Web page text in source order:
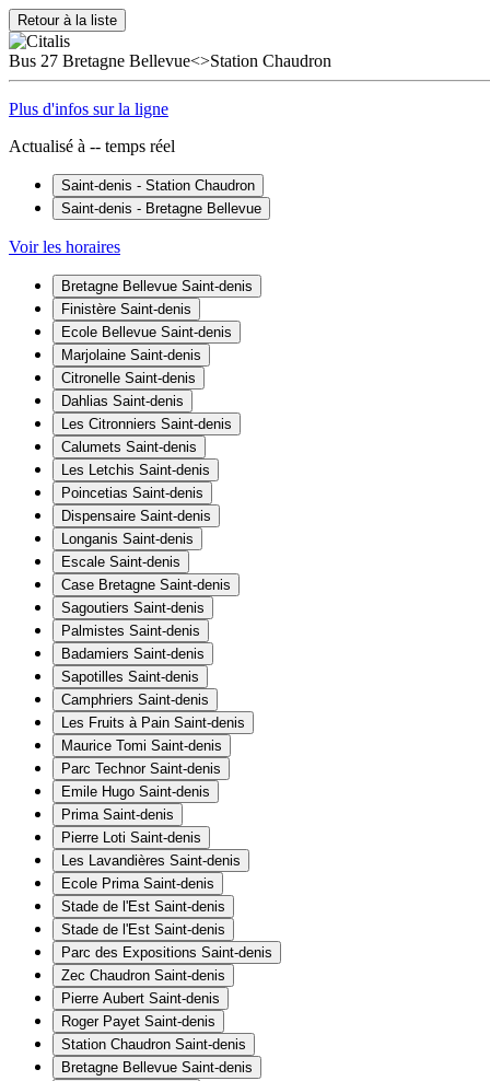
Retour à la liste
Bus 27 Bretagne Bellevue<>Station Chaudron
Plus d'infos sur la ligne
Actualisé à -- temps réel
Saint-denis - Station Chaudron
Saint-denis - Bretagne Bellevue
Voir les horaires
Bretagne Bellevue Saint-denis
Finistère Saint-denis
Ecole Bellevue Saint-denis
Marjolaine Saint-denis
Citronelle Saint-denis
Dahlias Saint-denis
Les Citronniers Saint-denis
Calumets Saint-denis
Les Letchis Saint-denis
Poincetias Saint-denis
Dispensaire Saint-denis
Longanis Saint-denis
Escale Saint-denis
Case Bretagne Saint-denis
Sagoutiers Saint-denis
Palmistes Saint-denis
Badamiers Saint-denis
Sapotilles Saint-denis
Camphriers Saint-denis
Les Fruits à Pain Saint-denis
Maurice Tomi Saint-denis
Parc Technor Saint-denis
Emile Hugo Saint-denis
Prima Saint-denis
Pierre Loti Saint-denis
Les Lavandières Saint-denis
Ecole Prima Saint-denis
Stade de l'Est Saint-denis
Stade de l'Est Saint-denis
Parc des Expositions Saint-denis
Zec Chaudron Saint-denis
Pierre Aubert Saint-denis
Roger Payet Saint-denis
Station Chaudron Saint-denis
Bretagne Bellevue Saint-denis